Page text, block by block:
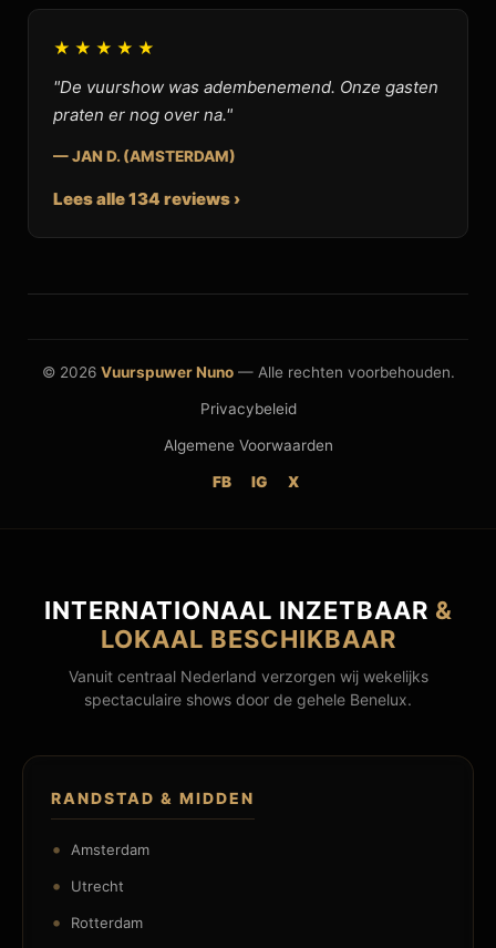
★★★★★
"De vuurshow was adembenemend. Onze gasten
praten er nog over na."
— JAN D. (AMSTERDAM)
Lees alle 134 reviews ›
© 2026 Vuurspuwer Nuno— Alle rechten voorbehouden.
Privacybeleid
Algemene Voorwaarden
FB IG X
INTERNATIONAAL INZETBAAR &
LOKAAL BESCHIKBAAR
Vanuit centraal Nederland verzorgen wij wekelijks
spectaculaire shows door de gehele Benelux.
RANDSTAD & MIDDEN
Amsterdam
Utrecht
Rotterdam